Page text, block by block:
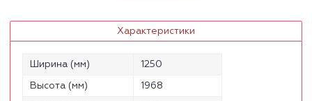
Характеристики
Ширина (мм) 1250
Высота (мм) 1968